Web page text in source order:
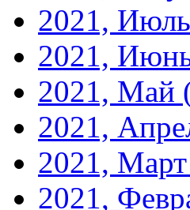
2021, Июль
2021,
2021, Май
2021,
2021, Март
2021,